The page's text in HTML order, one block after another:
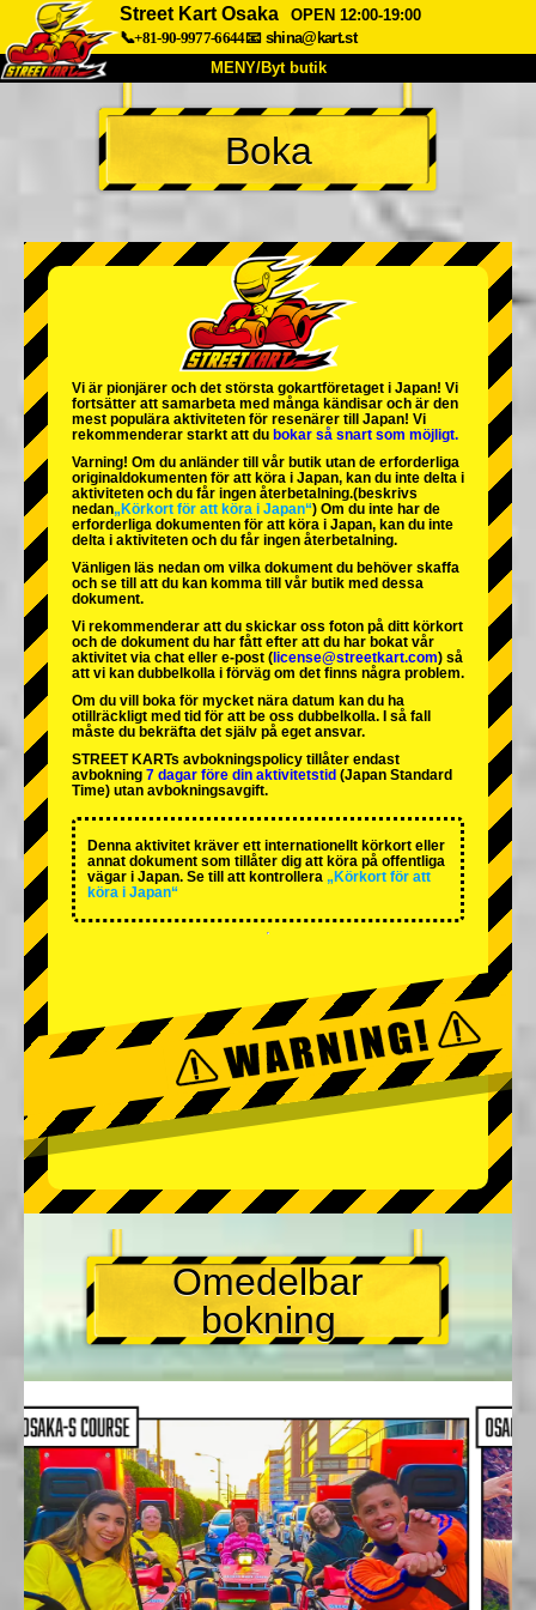
Street Kart Osaka
OPEN 12:00-19:00
📞+81-90-9977-6644📧 shina@kart.st
MENY/Byt butik
HEM
Om oss Specifikationer Pris
Företag Boka
Byt butik
Tokyo Shinagawa Tokyo Akihabara#1
Tokyo Akihabara#2
Tokyo Shibuya Annex Tokyo Bay
Tokyo Asakusa Osaka
Okinawa
Boka
Vi är pionjärer och det största gokartföretaget i Japan! Vi
fortsätter att samarbeta med många kändisar och är den
mest populära aktiviteten för resenärer till Japan! Vi
rekommenderar starkt att du bokar så snart som möjligt.
Varning! Om du anländer till vår butik utan de erforderliga
originaldokumenten för att köra i Japan, kan du inte delta i
aktiviteten och du får ingen återbetalning.(beskrivs
nedan„Körkort för att köra i Japan“) Om du inte har de
erforderliga dokumenten för att köra i Japan, kan du inte
delta i aktiviteten och du får ingen återbetalning.
Vänligen läs nedan om vilka dokument du behöver skaffa
och se till att du kan komma till vår butik med dessa
dokument.
Vi rekommenderar att du skickar oss foton på ditt körkort
och de dokument du har fått efter att du har bokat vår
aktivitet via chat eller e-post ( license@streetkart.com) så
att vi kan dubbelkolla i förväg om det finns några problem.
Om du vill boka för mycket nära datum kan du ha
otillräckligt med tid för att be oss dubbelkolla. I så fall
måste du bekräfta det själv på eget ansvar.
STREET KARTs avbokningspolicy tillåter endast
avbokning 7 dagar före din aktivitetstid (Japan Standard
Time) utan avbokningsavgift.
Denna aktivitet kräver ett internationellt körkort eller
annat dokument som tillåter dig att köra på offentliga
vägar i Japan. Se till att kontrollera „Körkort för att
köra i Japan“
Omedelbar
bokning